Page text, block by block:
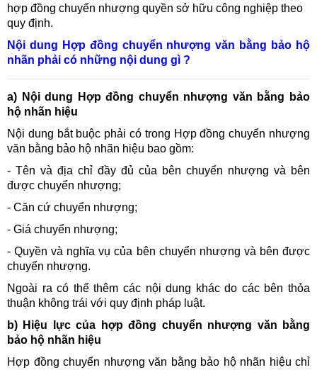
hợp đồng chuyển nhượng quyền sở hữu công nghiệp theo
quy định.
Nội dung Hợp đồng chuyển nhượng văn bằng bảo hộ
nhãn phải có những nội dung gì ?
a) Nội dung Hợp đồng chuyển nhượng văn bằng bảo
hộ nhãn hiệu
Nội dung bắt buộc phải có trong Hợp đồng chuyển nhượng
văn bằng bảo hộ nhãn hiệu bao gồm:
- Tên và địa chỉ đầy đủ của bên chuyển nhượng và bên
được chuyển nhượng;
- Căn cứ chuyển nhượng;
- Giá chuyển nhượng;
- Quyền và nghĩa vụ của bên chuyển nhượng và bên được
chuyển nhượng.
Ngoài ra có thể thêm các nội dung khác do các bên thỏa
thuận không trái với quy định pháp luật.
b) Hiệu lực của hợp đồng chuyển nhượng văn bằng
bảo hộ nhãn hiệu
Hợp đồng chuyển nhượng văn bằng bảo hộ nhãn hiệu chỉ